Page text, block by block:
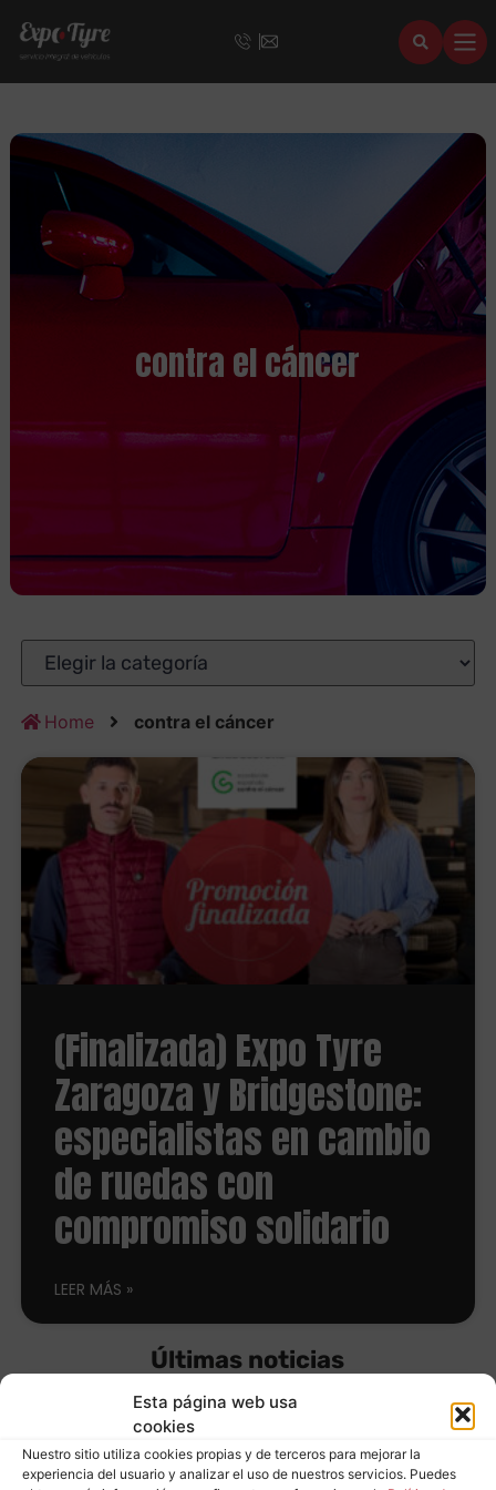
Esta página web usa
cookies
Nuestro sitio utiliza cookies propias y de terceros para mejorar la
experiencia del usuario y analizar el uso de nuestros servicios. Puedes
contra el cáncer
Home contra el cáncer
(Finalizada) Expo Tyre
Zaragoza y Bridgestone:
especialistas en cambio
de ruedas con
compromiso solidario
LEER MÁS
Últimas noticias
Equípate con